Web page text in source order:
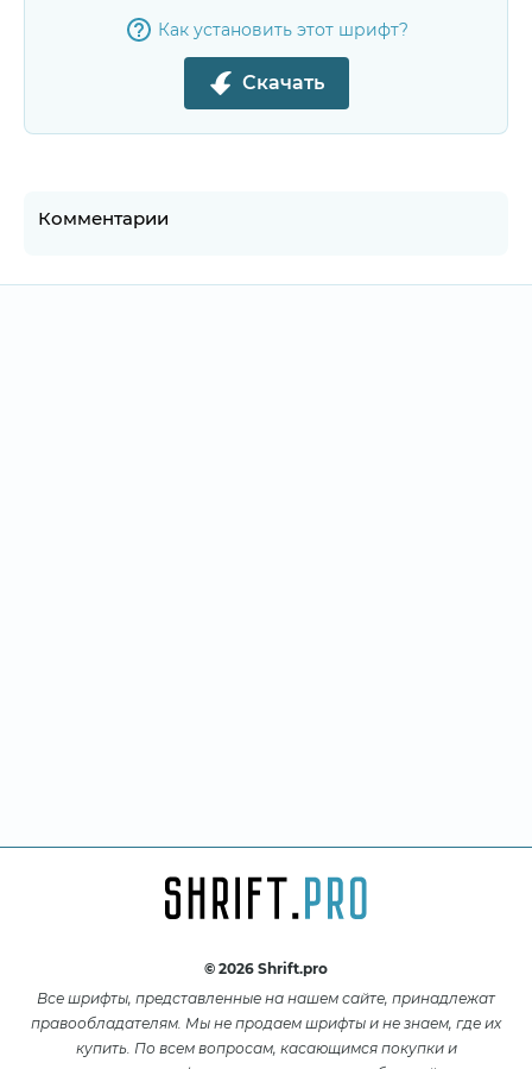
Как установить этот шрифт?
Скачать
Комментарии
© 2026 Shrift.pro
Все шрифты, представленные на нашем сайте, принадлежат
правообладателям. Мы не продаем шрифты и не знаем, где их
купить. По всем вопросам, касающимся покупки и